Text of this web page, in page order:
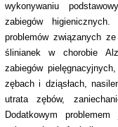
wykonywaniu
zabiegów
problemów związanych
ślinianek w chorobie
zabiegów
zębach i dziąsłach,
utrata zębów,
Dodatkowym